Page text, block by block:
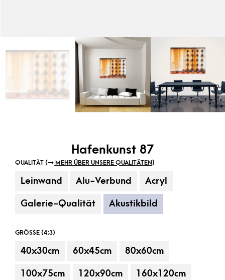
Hafenkunst 87
QUALITÄT ( MEHR ÜBER UNSERE QUALITÄTEN)
Leinwand Alu-Verbund Acryl
Galerie-Qualität Akustikbild
GRÖSSE (4:3)
40x30cm 60x45cm 80x60cm
100x75cm 120x90cm 160x120cm